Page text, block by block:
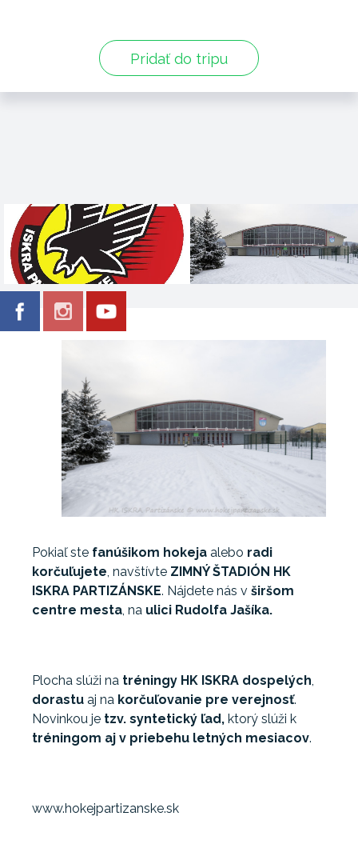
Pridať do tripu
Pokiaľ ste fanúšikom hokeja alebo radi
korčuľujete, navštívte ZIMNÝ ŠTADIÓN HK
ISKRA PARTIZÁNSKE. Nájdete nás v širšom
centre mesta, na ulici Rudolfa Jašíka.
Plocha slúži na tréningy HK ISKRA dospelých,
dorastu aj na korčuľovanie pre verejnosť.
Novinkou je tzv. syntetický ľad, ktorý slúži k
tréningom aj v priebehu letných mesiacov.
www.hokejpartizanske.sk